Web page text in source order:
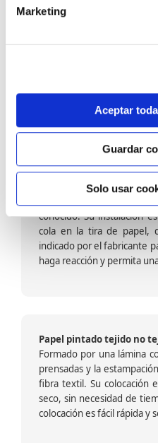
Marketing
Aceptar
Guardar
Solo usar
barniz multiadherente
fuegos, se recomienda
dado que el frotar en
colocación es cola en
colocación es fácil rápida y
Papel pintado calidad
Formado por una capa
conocido. Su instalación
cola en la tira de papel,
indicado por el fabricante
haga reacción y permita
Papel pintado tejido no
Formado por una lámina
prensadas y la
fibra textil. Su colocación
seco, sin necesidad de
colocación es fácil rápida y